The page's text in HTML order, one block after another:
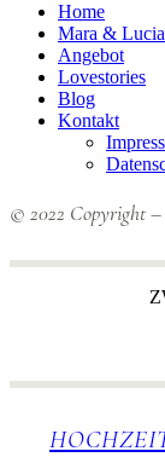
Home
Mara &
Angebot
Lovestories
Blog
Kontakt
© 2022 Copyright –